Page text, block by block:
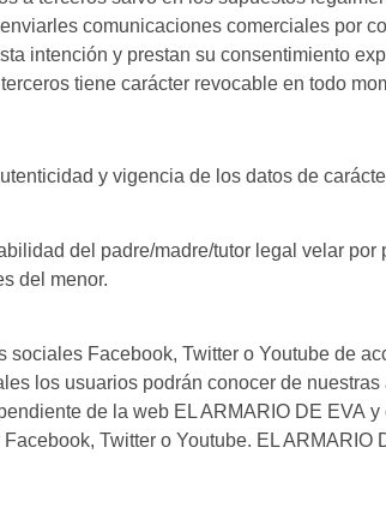
comunicaciones comerciales por
intención y prestan su consentimiento
tiene carácter revocable en todo
y vigencia de los datos de
del padre/madre/tutor legal velar
del menor.
Facebook, Twitter o Youtube de
los usuarios podrán conocer de
de la web EL ARMARIO DE EVA
Twitter o Youtube. EL ARMARIO